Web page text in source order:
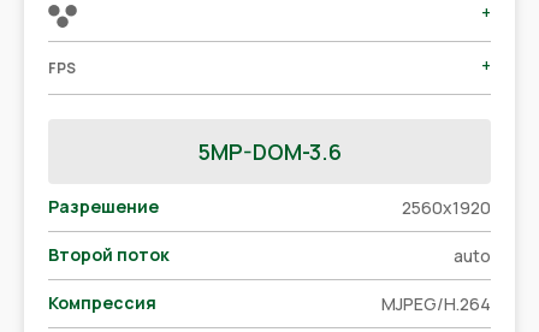
+
FPS +
5MP-DOM-3.6
Разрешение 2560x1920
Второй поток auto
Компрессия MJPEG/H.264